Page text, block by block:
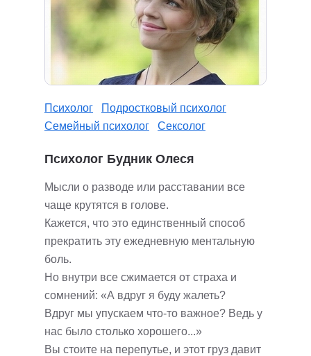
Психолог
Подростковый психолог
Семейный психолог
Сексолог
Психолог Будник Олеся
Мысли о разводе или расставании все
чаще крутятся в голове.
Кажется, что это единственный способ
прекратить эту ежедневную ментальную
боль.
Но внутри все сжимается от страха и
сомнений: «А вдруг я буду жалеть?
Вдруг мы упускаем что-то важное? Ведь у
нас было столько хорошего...»
Вы стоите на перепутье, и этот груз давит